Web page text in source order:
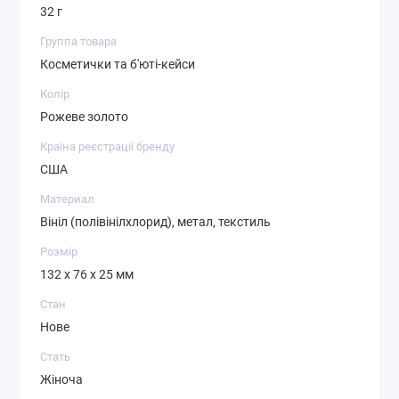
Гладка вінілова поверхня повністю захищає
Компактні габарити розраховані на
клатчів або мініатюрних поясних сумок.
Виріб орієнтовано на зберігання базових засобів для
32 г
Группа товара
Косметички та б'юті-кейси
Колір
Рожеве золото
Країна реєстрації бренду
США
Материал
Вініл (полівінілхлорид), метал, текстиль
Розмір
132 x 76 x 25 мм
Стан
Нове
Стать
Жіноча